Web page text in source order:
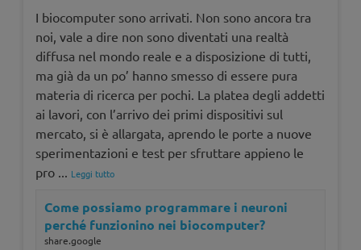
I biocomputer sono arrivati. Non sono ancora tra
noi, vale a dire non sono diventati una realtà
diffusa nel mondo reale e a disposizione di tutti,
ma già da un po’ hanno smesso di essere pura
materia di ricerca per pochi. La platea degli addetti
ai lavori, con l’arrivo dei primi dispositivi sul
mercato, si è allargata, aprendo le porte a nuove
sperimentazioni e test per sfruttare appieno le
pro
Leggi tutto
Come possiamo programmare i neuroni
perché funzionino nei biocomputer?
share.google